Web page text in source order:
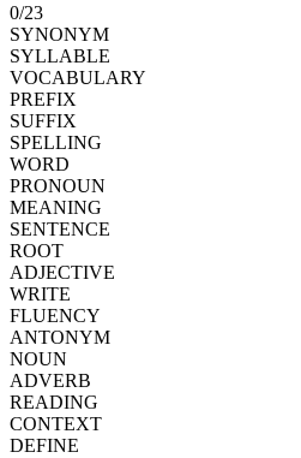
0/23
SYNONYM
SYLLABLE
VOCABULARY
PREFIX
SUFFIX
SPELLING
WORD
PRONOUN
MEANING
SENTENCE
ROOT
ADJECTIVE
WRITE
FLUENCY
ANTONYM
NOUN
ADVERB
READING
CONTEXT
DEFINE